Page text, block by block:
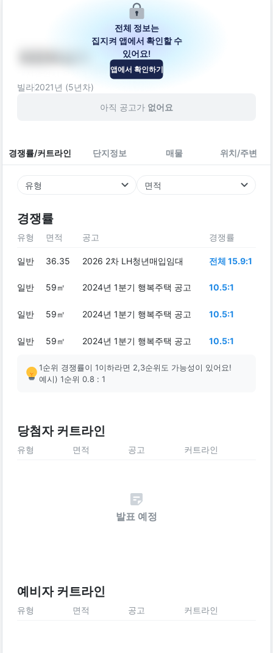
대전광역시 유성구 덕명서로2번길 45
빌라2021년 (5년차)
아직 공고가 없어요
경쟁률/커트라인 단지정보 매물 위치/주변
유형 면적
경쟁률
전체 정보는
집지켜 앱에서 확인할 수
있어요!
앱에서 확인하기
유형 면적 공고 경쟁률
일반 36.35 2026 2차 LH청년매입임대 전체 15.9:1
일반 59㎡ 2024년 1분기 행복주택 공고 10.5:1
일반 59㎡ 2024년 1분기 행복주택 공고 10.5:1
일반 59㎡ 2024년 1분기 행복주택 공고 10.5:1
1순위 경쟁률이 1이하라면 2,3순위도 가능성이 있어요!
예시) 1순위 0.8 : 1
당첨자 커트라인
유형 면적 공고 커트라인
발표 예정
예비자 커트라인
유형 면적 공고 커트라인